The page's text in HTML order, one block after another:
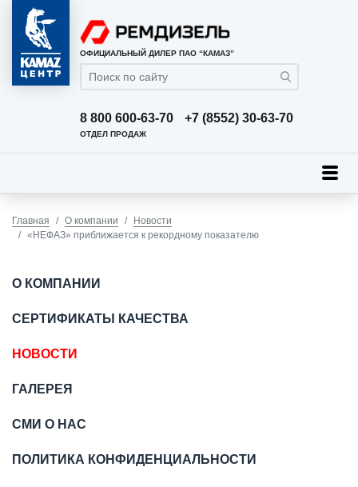
ОФИЦИАЛЬНЫЙ ДИЛЕР ПАО “КАМАЗ”
8 800 600-63-70 +7 (8552) 30-63-70
ОТДЕЛ ПРОДАЖ
Главная О компании
Новости
«НЕФАЗ» приближается к рекордному показателю
О КОМПАНИИ
СЕРТИФИКАТЫ КАЧЕСТВА
НОВОСТИ
ГАЛЕРЕЯ
СМИ О НАС
ПОЛИТИКА КОНФИДЕНЦИАЛЬНОСТИ